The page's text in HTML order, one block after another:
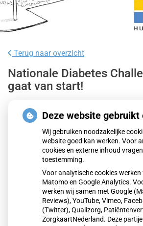
Terug naar overzicht
Nationale Diabetes
gaat van start!
Lelystedelingen vanaf 18 jaar met
gezondheid via de Nationale Diabetes
Deze challenge begint op dinsdag 3
begeleiding van een gecertificeerd
21 weken één keer per week. Ook leer
thema Positieve Gezondheid. In de
bovengemiddeld aantal diabetes
Lelystad verwacht. Sportbedrijf
Leefstijlcollectief Flevoland willen met
toekomstbeeld positief verstoren.
Deze website gebruikt
Wij gebruiken noodzakelijke
website goed kan werken. Voor
cookies en externe inhoud
toestemming.
Voor analytische cookies werken
Matomo en Google Analytics.
werken wij samen met Google
Reviews), YouTube, Vimeo,
(Twitter), Qualizorg,
ZorgkaartNederland. Deze